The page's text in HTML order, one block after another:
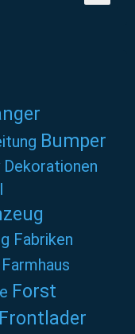
Bumper
Dekorationen
Fabriken
Farmhaus
Forst
Frontlader